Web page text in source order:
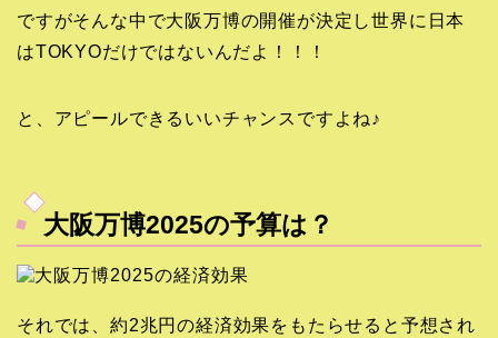
ですがそんな中で大阪万博の開催が決定し世界に日本
はTOKYOだけではないんだよ！！！
と、アピールできるいいチャンスですよね♪
大阪万博2025の予算は？
それでは、約2兆円の経済効果をもたらせると予想され